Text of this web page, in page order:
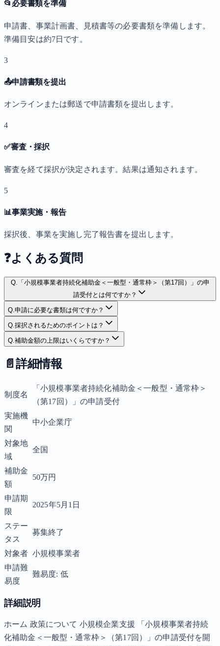
📂 必要書類を準備
申請書、事業計画書、見積書等の必要書類を準備します。
準備目安は約7日です。
3
📤申請書類を提出
オンラインまたは郵送で申請書類を提出します。
4
✅審査・採択
審査を経て採択が決定されます。結果は通知されます。
5
📊事業実施・報告
採択後、事業を実施し完了報告書を提出します。
❓よくある質問
Q. 「小規模事業者持続化補助金＜一般型・通常枠＞（第17回）」の申
請受付とは何ですか？
Q.申請に必要な書類は何ですか？
Q.採択されるためのポイントは？
Q.補助金額の上限はいくらですか？
📄 詳細情報
制度名
「小規模事業者持続化補助金＜一般型・通常枠＞
（第17回）」の申請受付
実施機
関
中小企業庁
対象地
域
全国
補助金
額
50万円
申請期
限
2025年5月1日
ステー
タス
募集終了
対象者 小規模事業者
申請難
易度
難易度: 低
詳細説明
ホーム 政策について 小規模企業支援 「小規模事業者持続
化補助金＜一般型・通常枠＞（第17回）」の申請受付を開